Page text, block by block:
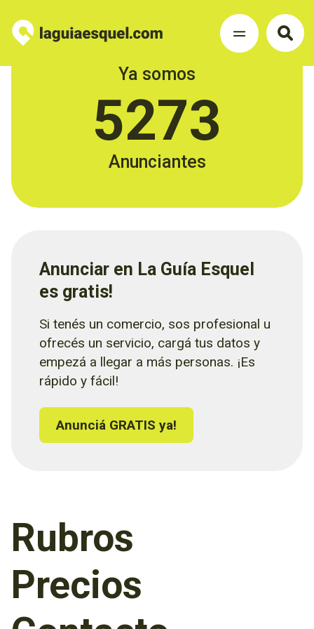
Ya somos
5273
Anunciantes
Anunciar en La Guía Esquel
es gratis!
Si tenés un comercio, sos profesional u
ofrecés un servicio, cargá tus datos y
empezá a llegar a más personas. ¡Es
rápido y fácil!
Anunciá GRATIS ya!
Rubros
Precios